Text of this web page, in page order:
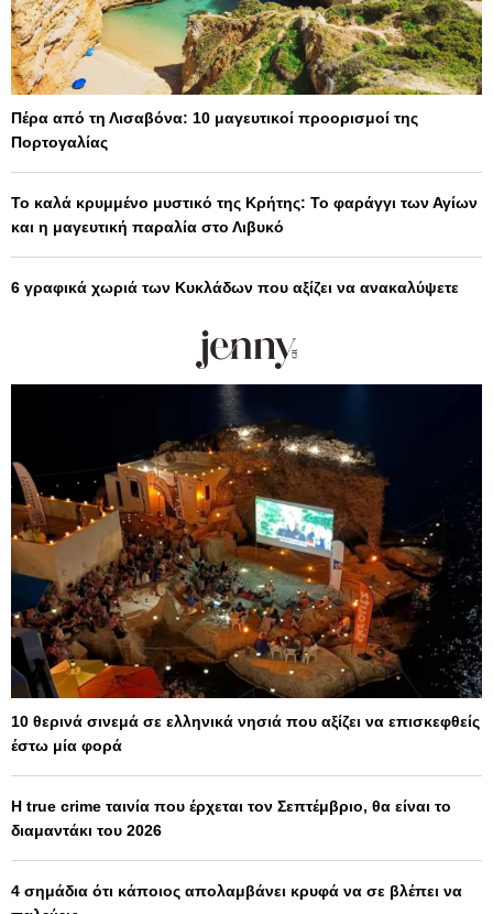
Πέρα από τη Λισαβόνα: 10 μαγευτικοί προορισμοί της
Πορτογαλίας
Το καλά κρυμμένο μυστικό της Κρήτης: Το φαράγγι των Αγίων
και η μαγευτική παραλία στο Λιβυκό
6 γραφικά χωριά των Κυκλάδων που αξίζει να ανακαλύψετε
10 θερινά σινεμά σε ελληνικά νησιά που αξίζει να επισκεφθείς
έστω μία φορά
Η true crime ταινία που έρχεται τον Σεπτέμβριο, θα είναι το
διαμαντάκι του 2026
4 σημάδια ότι κάποιος απολαμβάνει κρυφά να σε βλέπει να